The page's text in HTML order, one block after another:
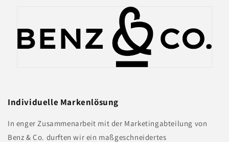
Individuelle Markenlösung
In enger Zusammenarbeit mit der Marketingabteilung von
Benz & Co. durften wir ein maßgeschneidertes